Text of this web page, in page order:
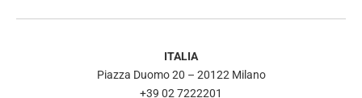
ITALIA
Piazza Duomo 20 – 20122 Milano
+39 02 7222201